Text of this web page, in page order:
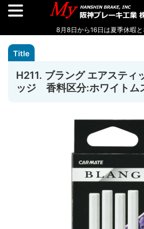
H211. ブラング エアスティ
ッジ 香料区分:ホワイトム